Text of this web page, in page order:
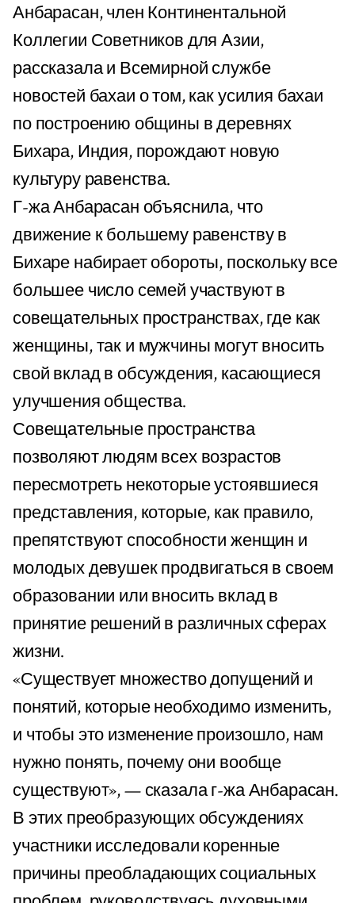
Анбарасан, член Континентальной
Коллегии Советников для Азии,
рассказала и Всемирной службе
новостей бахаи о том, как усилия бахаи
по построению общины в деревнях
Бихара, Индия, порождают новую
культуру равенства.
Г-жа Анбарасан объяснила, что
движение к большему равенству в
Бихаре набирает обороты, поскольку все
большее число семей участвуют в
совещательных пространствах, где как
женщины, так и мужчины могут вносить
свой вклад в обсуждения, касающиеся
улучшения общества.
Совещательные пространства
позволяют людям всех возрастов
пересмотреть некоторые устоявшиеся
представления, которые, как правило,
препятствуют способности женщин и
молодых девушек продвигаться в своем
образовании или вносить вклад в
принятие решений в различных сферах
жизни.
«Существует множество допущений и
понятий, которые необходимо изменить,
и чтобы это изменение произошло, нам
нужно понять, почему они вообще
существуют», — сказала г-жа Анбарасан.
В этих преобразующих обсуждениях
участники исследовали коренные
причины преобладающих социальных